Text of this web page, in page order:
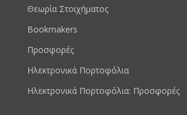
Θεωρία Στοιχήματος
Bookmakers
Προσφορές
Ηλεκτρονικά Πορτοφόλια
Ηλεκτρονικά Πορτοφόλια: Προσφορές